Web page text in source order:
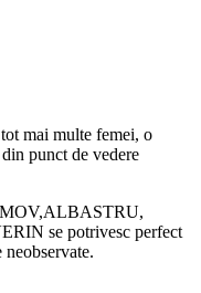
mai multe femei, o
punct de vedere
se potrivesc perfect